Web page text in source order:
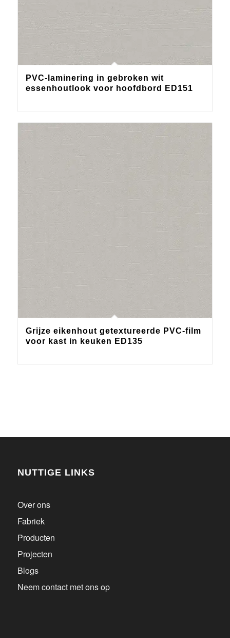
PVC-laminering in gebroken wit
essenhoutlook voor hoofdbord ED151
Grijze eikenhout getextureerde PVC-film
voor kast in keuken ED135
NUTTIGE LINKS
Over ons
Fabriek
Producten
Projecten
Blogs
Neem contact met ons op